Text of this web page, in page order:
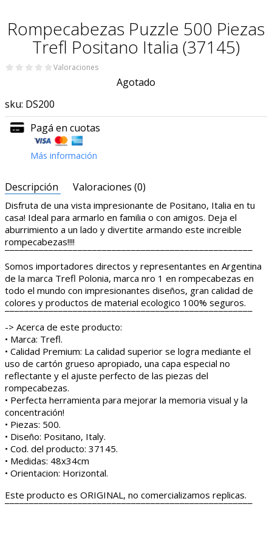
Rompecabezas Puzzle 500 Piezas
Trefl Positano Italia (37145)
Valoraciones
Agotado
sku: DS200
Pagá en cuotas
Más información
Descripción Valoraciones (0)
Disfruta de una vista impresionante de Positano, Italia en tu
casa! Ideal para armarlo en familia o con amigos. Deja el
aburrimiento a un lado y divertite armando este increible
rompecabezas!!!!
¯¯¯¯¯¯¯¯¯¯¯¯¯¯¯¯¯¯¯¯¯¯¯¯¯¯¯¯¯¯¯¯¯¯¯¯¯¯¯¯¯¯¯¯¯¯¯¯¯¯¯
Somos importadores directos y representantes en Argentina
de la marca Trefl Polonia, marca nro 1 en rompecabezas en
todo el mundo con impresionantes diseños, gran calidad de
colores y productos de material ecologico 100% seguros.
¯¯¯¯¯¯¯¯¯¯¯¯¯¯¯¯¯¯¯¯¯¯¯¯¯¯¯¯¯¯¯¯¯¯¯¯¯¯¯¯¯¯¯¯¯¯¯¯¯¯¯
-> Acerca de este producto:
• Marca: Trefl.
• Calidad Premium: La calidad superior se logra mediante el
uso de cartón grueso apropiado, una capa especial no
reflectante y el ajuste perfecto de las piezas del
rompecabezas.
• Perfecta herramienta para mejorar la memoria visual y la
concentración!
• Piezas: 500.
• Diseño: Positano, Italy.
• Cod. del producto: 37145.
• Medidas: 48x34cm
• Orientacion: Horizontal.
Este producto es ORIGINAL, no comercializamos replicas.
¯¯¯¯¯¯¯¯¯¯¯¯¯¯¯¯¯¯¯¯¯¯¯¯¯¯¯¯¯¯¯¯¯¯¯¯¯¯¯¯¯¯¯¯¯¯¯¯¯¯¯